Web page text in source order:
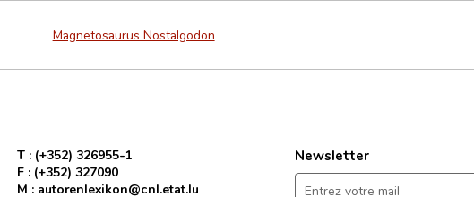
Magnetosaurus Nostalgodon
T : (+352) 326955-1
F : (+352) 327090
M : autorenlexikon@cnl.etat.lu
Newsletter